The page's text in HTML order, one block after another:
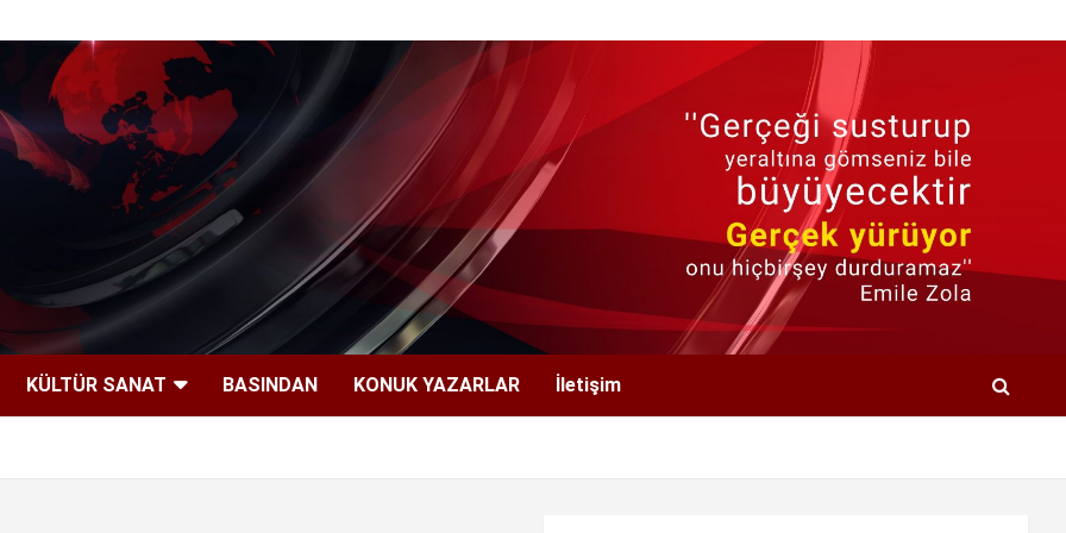
KÜLTÜR SANAT BASINDAN KONUK YAZARLAR İletişim